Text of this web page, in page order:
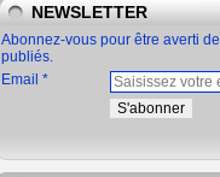
NEWSLETTER
Abonnez-vous pour être averti
publiés.
Email